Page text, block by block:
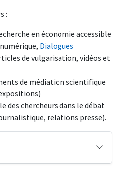
:
en économie accessible
Dialogues
de vulgarisation, vidéos et
de médiation scientifique
des chercheurs dans le débat
relations presse).